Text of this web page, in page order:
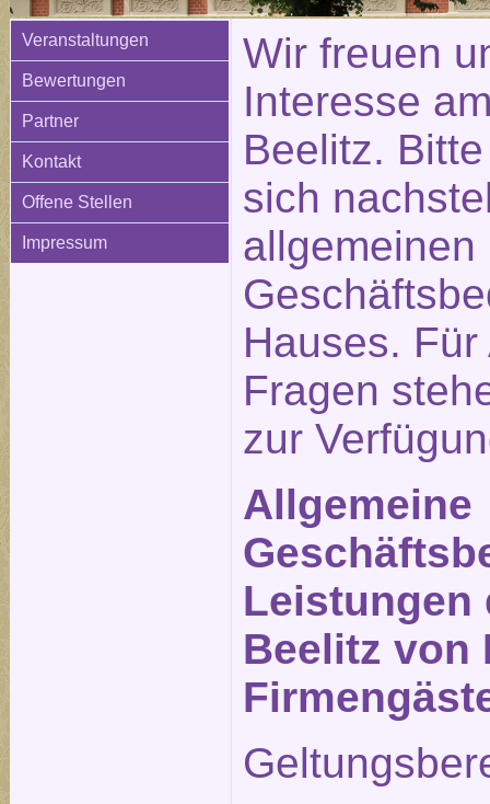
Veranstaltungen
Bewertungen
Partner
Kontakt
Offene Stellen
Impressum
Wir freuen
Interesse
Beelitz.
sich
allgemeinen
Hauses.
Fragen
zur
Allgemeine
Leistungen
Beelitz von